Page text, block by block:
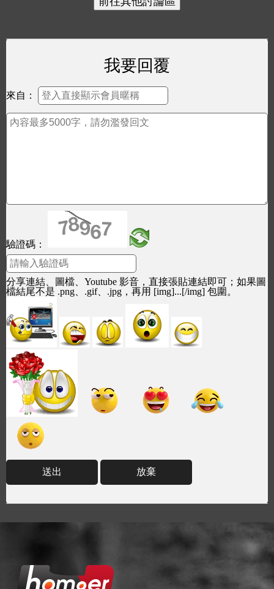
我要回覆
來自：
驗證碼：
分享連結、圖檔、Youtube 影音，直接張貼連結即可；如果圖
檔結尾不是 .png、.gif、.jpg，再用 [img]...[/img] 包圍。
送出 放棄